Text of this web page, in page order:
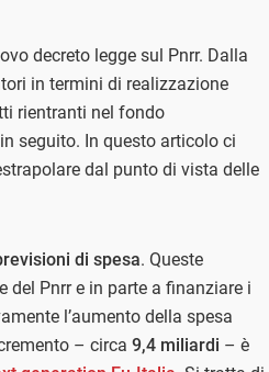
decreto legge sul Pnrr. Dalla
in termini di realizzazione
rientranti nel fondo
seguito. In questo articolo ci
dal punto di vista delle
di spesa. Queste
Pnrr e in parte a finanziare i
l’aumento della spesa
– circa 9,4 miliardi – è